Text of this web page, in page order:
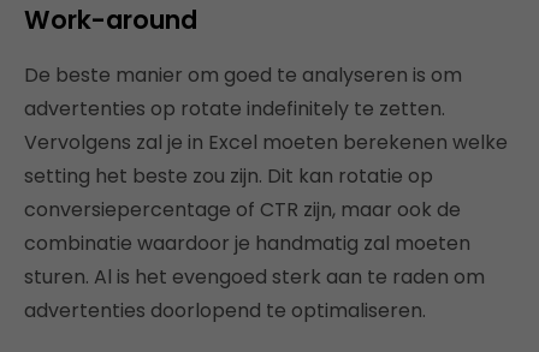
Work-around
De beste manier om goed te analyseren is om
advertenties op rotate indefinitely te zetten.
Vervolgens zal je in Excel moeten berekenen welke
setting het beste zou zijn. Dit kan rotatie op
conversiepercentage of CTR zijn, maar ook de
combinatie waardoor je handmatig zal moeten
sturen. Al is het evengoed sterk aan te raden om
advertenties doorlopend te optimaliseren.